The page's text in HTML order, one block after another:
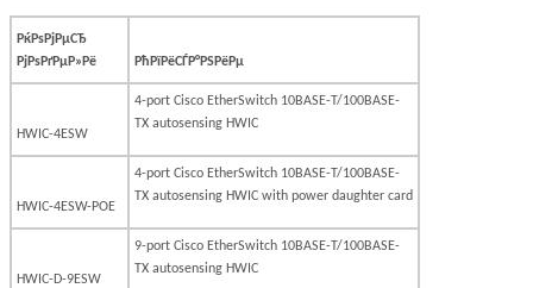
РќРѕРјРµСЂ
РјРѕРґРµР»Рё
РћРїРёСЃР°РЅРёРµ
HWIC-4ESW
4-port Cisco EtherSwitch 10BASE-T/100BASE-
TX autosensing HWIC
HWIC-4ESW-POE
4-port Cisco EtherSwitch 10BASE-T/100BASE-
TX autosensing HWIC with power daughter card
HWIC-D-9ESW
9-port Cisco EtherSwitch 10BASE-T/100BASE-
TX autosensing HWIC